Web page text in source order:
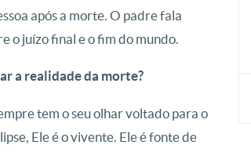
após a morte. O padre fala
o juízo final e o fim do mundo.
a realidade da morte?
tem o seu olhar voltado para o
Ele é o vivente. Ele é fonte de